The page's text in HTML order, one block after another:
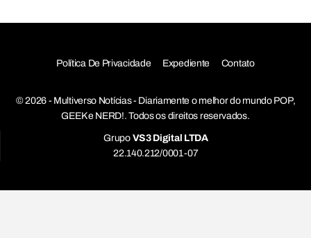
Política De Privacidade Expediente Contato
© 2026 - Multiverso Notícias - Diariamente o melhor do mundo POP,
GEEK e NERD!. Todos os direitos reservados.
Grupo VS3 Digital LTDA
22.140.212/0001-07